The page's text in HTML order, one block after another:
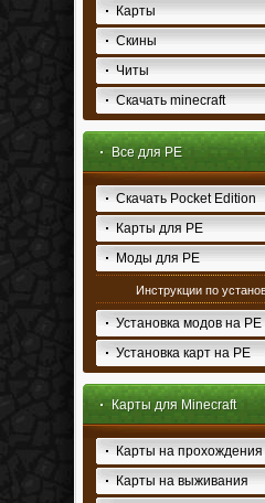
Карты
Скины
Читы
Скачать minecraft
Все для PE
Скачать Pocket Edition
Карты для PE
Моды для PE
Инструкции по
Установка модов на PE
Установка карт на PE
Карты для Minecraft
Карты на прохождения
Карты на выживания